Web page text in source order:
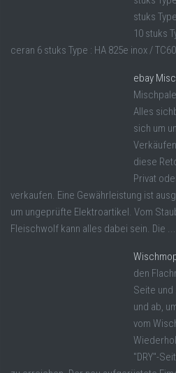
stuks
10 stuks
ceran 6 stuks Type : HA 825e inox /
ebay
Alles
sich um
diese
Privat
verkaufen. Eine Gewährleistung ist
um ungeprüfte Elektroartikel. Vom
Fleischwolf kann alles dabei sein. Die ...
den
Seite und
und ab,
vom
"DRY"-